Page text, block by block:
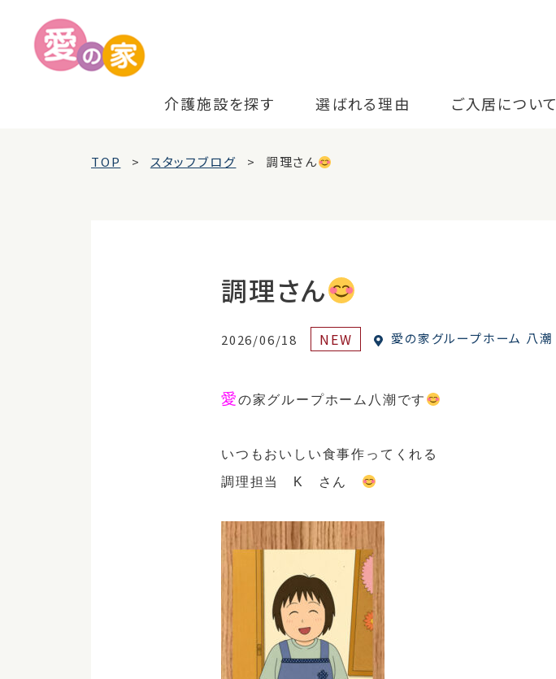
介護施設を探す 選ばれる理由 ご入居について
TOP スタッフブログ 調理さん
調理さん
2026/06/18 NEW 愛の家グループホーム 八潮
愛の家グループホーム八潮です
いつもおいしい食事作ってくれる
調理担当 K さん